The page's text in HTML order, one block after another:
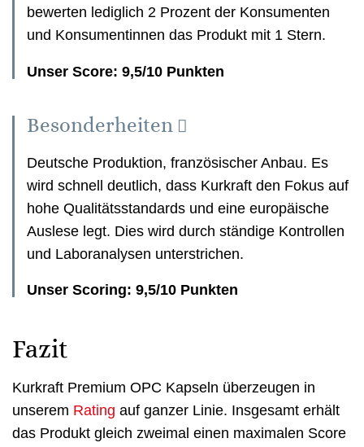
bewerten lediglich 2 Prozent der Konsumenten
und Konsumentinnen das Produkt mit 1 Stern.
Unser Score: 9,5/10 Punkten
Besonderheiten
Deutsche Produktion, französischer Anbau. Es
wird schnell deutlich, dass Kurkraft den Fokus auf
hohe Qualitätsstandards und eine europäische
Auslese legt. Dies wird durch ständige Kontrollen
und Laboranalysen unterstrichen.
Unser Scoring: 9,5/10 Punkten
Fazit
Kurkraft Premium OPC Kapseln überzeugen in
unserem Rating auf ganzer Linie. Insgesamt erhält
das Produkt gleich zweimal einen maximalen Score